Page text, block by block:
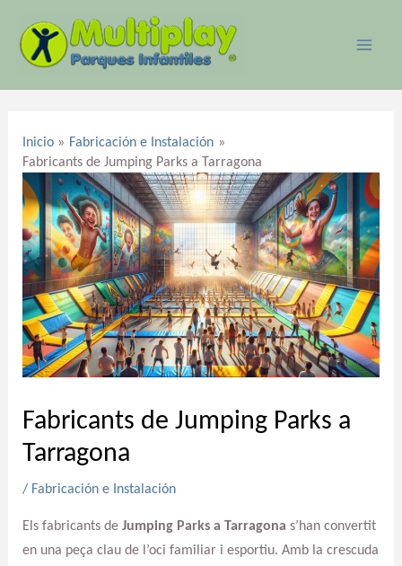
contenido
Inicio
Fabricación e Instalación
Fabricants de Jumping Parks a Tarragona
Fabricants de Jumping Parks a
Tarragona
/ Fabricación e Instalación
Els fabricants de Jumping Parks a Tarragona s’han convertit
en una peça clau de l’oci familiar i esportiu. Amb la crescuda
entradas